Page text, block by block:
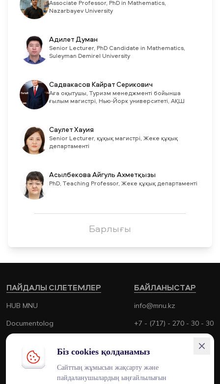
Associate Professor, PhD in Mathematics,
Nazarbayev University
Адилет Думан
Senior Lecturer, PhD Candidate in Mathematics,
Suleyman Demirel University
Садвакасов Кайрат Серикович
Аға оқытушы, Туризм менеджменті бойынша
ғылым магистрі, Нью-Йорк университеті, АҚШ
Саулет Хауия
Senior Lecturer, құқық магистрі, Жеке құқық
департаменті
Асылбекова Айгуль Ахметқызы
PhD, Teaching Professor, Жеке құқық департаменті
Барлығы
БАЙЛАНЫСТАР
info@mnu.kz
+7 - (717) - 270 - 30 - 30
+7 - (700) - 170 - 30 - 30
ПАЙДАЛЫ СІЛЕТЕМЛЕР
HUB MNU
Documentolog
Canvas
Platonus
Біз cookies қолданамыз
Сайттың жұмысын жақсарту және
пайдаланушылардың ыңғайлылығын